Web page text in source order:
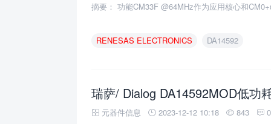
摘要： 功能CM33F @64MHz作为应用核心和
RENESAS ELECTRONICS DA14592
元器件信息 2023-12-12 10:18 843